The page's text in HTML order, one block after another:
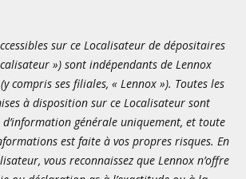
sur ce Localisateur de dépositaires
») sont indépendants de Lennox
compris ses filiales, « Lennox »). Toutes les
à disposition sur ce Localisateur sont
générale uniquement, et toute
est faite à vos propres risques. En
vous reconnaissez que Lennox n’offre